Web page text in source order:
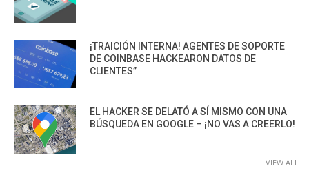
¡TRAICIÓN INTERNA! AGENTES DE SOPORTE
DE COINBASE HACKEARON DATOS DE
CLIENTES”
EL HACKER SE DELATÓ A SÍ MISMO CON UNA
BÚSQUEDA EN GOOGLE – ¡NO VAS A CREERLO!
VIEW ALL